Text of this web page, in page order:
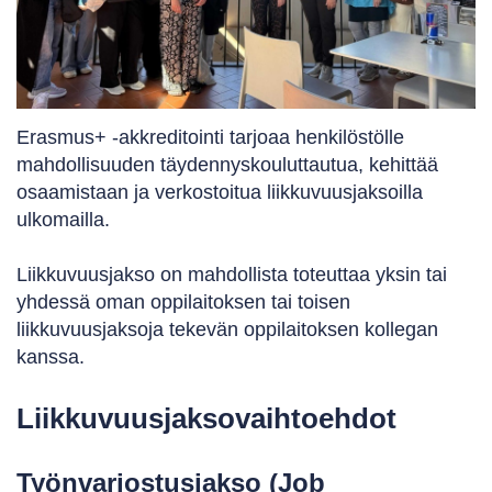
Erasmus+ -akkreditointi tarjoaa henkilöstölle
mahdollisuuden täydennyskouluttautua, kehittää
osaamistaan ja verkostoitua liikkuvuusjaksoilla
ulkomailla.
Liikkuvuusjakso on mahdollista toteuttaa yksin tai
yhdessä oman oppilaitoksen tai toisen
liikkuvuusjaksoja tekevän oppilaitoksen kollegan
kanssa.
Liikkuvuus­jaksovaihtoehdot
Työnvarjostusjakso (Job